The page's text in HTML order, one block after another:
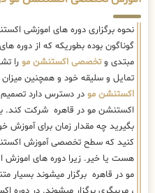
اکستنشن مو در قاهره شرکت کند.
بگیرید چه مقدار زمان برای آموزش
کنید که سطح تخصصی آموزش
هست یا خیر. زیرا دوره های اموزش
، مربیگری برگزار میشوند. در دوره
آشنایی با انواع مدل مو مورد
اکستنشن را با تمام ریزه کاری های
روش های رایج در بازار کار از
لاینی و اتصال حرارتی به صورت
آموزشی اکستنشن مو در قاهره ، با
و در تمام روش ها، شاخه هایی از